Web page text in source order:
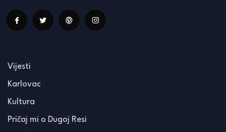
Vijesti
Karlovac
Kultura
Pričaj mi o Dugoj Resi